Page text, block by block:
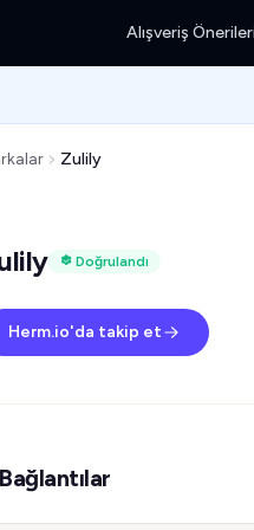
Alışveriş Önerileri
Zulily
Doğrulandı
Herm.io'da takip et